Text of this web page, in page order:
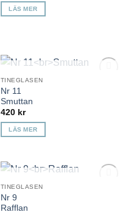
LÄS MER
TINEGLASEN
Nr 11
Smuttan
420 kr
LÄS MER
TINEGLASEN
Nr 9
Rafflan